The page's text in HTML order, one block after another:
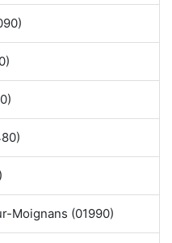
Moignans (01990)